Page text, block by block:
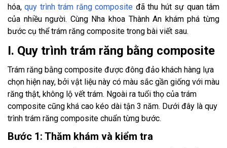
hóa,quy trình trám răng composite đã thu hút sự quan tâm
của nhiều người. Cùng Nha khoa Thành An khám phá từng
bước cụ thể trám răng composite trong bài viết sau.
I. Quy trình trám răng bằng composite
Trám răng bằng composite được đông đảo khách hàng lựa
chọn hiện nay, bởi vật liệu này có màu sắc gần giống với màu
răng thật, không lộ vết trám. Ngoài ra tuổi thọ của trám
composite cũng khá cao kéo dài tận 3 năm. Dưới đây là quy
trình trám răng composite chuẩn từng bước.
Bước 1: Thăm khám và kiểm tra